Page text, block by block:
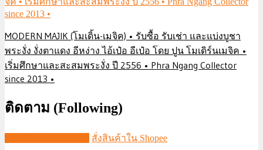
MODERN MAJIK (โมเดิ้น-เมจิค) • รับซื้อ รับเช่า และแบ่งบูชา
พระงั่ง งั่งตาแดง อีหง่าง ไอ้เป๋อ อีเป๋อ โดย ปูน โมเดิร์นเมจิค •
เริ่มศึกษาและสะสมพระงั่ง ปี 2556 • Phra Ngang Collector
since 2013 •
ติดตาม (Following)
สั่งสินค้าใน Shopee